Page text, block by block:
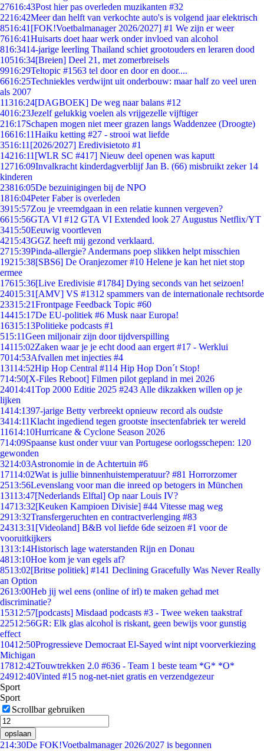
27616:43Post hier pas overleden muzikanten #32
2216:42Meer dan helft van verkochte auto's is volgend jaar elektrisch
8516:41 [FOK!Voetbalmanager 2026/2027] #1 We zijn er weer
7616:41Huisarts doet haar werk onder invloed van alcohol
816:3414-jarige leerling Thailand schiet grootouders en leraren dood
10516:34[Breien] Deel 21, met zomerbreisels
9916:29Teltopic #1563 tel door en door en door....
6616:25Techniekles verdwijnt uit onderbouw: maar half zo veel uren
als 2007
11316:24[DAGBOEK] De weg naar balans #12
4016:23Jezelf gelukkig voelen als vrijgezelle vijftiger
216:17Schapen mogen niet meer grazen langs Waddenzee (Droogte)
16616:11Haiku ketting #27 - strooi wat liefde
3516:11 [2026/2027] Eredivisietoto #1
14216:11 [WLR SC #417] Nieuw deel openen was kaputt
12716:09Invalkracht kinderdagverblijf Jan B. (66) misbruikt zeker 14
kinderen
23816:05De bezuinigingen bij de NPO
1816:04Peter Faber is overleden
3915:57Zou je vreemdgaan in een relatie kunnen vergeven?
6615:56GTA VI #12 GTA VI Extended look 27 Augustus Netflix/YT
3415:50Eeuwig voortleven
4215:43GGZ heeft mij gezond verklaard.
2715:39Pinda-allergie? Andermans poep slikken helpt misschien
19215:38[SBS6] De Oranjezomer #10 Helene je kan het niet stop
ermee
17615:36[Live Eredivisie #1784] Dying seconds van het seizoen!
24015:31 [AMV] VS #1312 spammers van de internationale rechtsorde
23315:21Frontpage Feedback Topic #60
14415:17De EU-politiek #6 Musk naar Europa!
16315:13Politieke podcasts #1
515:11Geen miljonair zijn door tijdverspilling
14115:02Zaken waar je je echt dood aan ergert #17 - Werklui
7014:53Afvallen met injecties #4
13114:52Hip Hop Central #114 Hip Hop Don´t Stop!
714:50[X-Files Reboot] Filmen pilot gepland in mei 2026
24014:41Top 2000 Editie 2025 #243 Alle dikzakken willen op je
lijken
1414:1397-jarige Betty verbreekt opnieuw record als oudste
3414:11Klacht ingediend tegen grootste insectenfabriek ter wereld
11614:10Hurricane & Cyclone Season 2026
714:09Spaanse kust onder vuur van Portugese oorlogsschepen: 120
gewonden
3214:03Astronomie in de Achtertuin #6
17114:02Wat is jullie binnenhuistemperatuur? #81 Horrorzomer
2513:56Levenslang voor man die inreed op betogers in München
13113:47[Nederlands Elftal] Op naar Louis IV?
14713:32[Keuken Kampioen Divisie] #44 Vitesse mag weg
2913:32Transfergeruchten en contractverlenging #83
24313:31 [Videoland] B&B vol liefde 6de seizoen #1 voor de
vooruitkijkers
1313:14Historisch lage waterstanden Rijn en Donau
4813:10Hoe kom je van egels af?
8513:02[Britse politiek] #141 Declining Gracefully Was Never Really
an Option
2613:00Heb jij wel eens (online of irl) te maken gehad met
discriminatie?
15312:57[podcasts] Misdaad podcasts #3 - Twee weken taakstraf
22512:56GR: Elk glas alcohol is riskant, geen bewijs voor gunstig
effect
10412:50Progressieve Democraat El-Sayed wint nipt voorverkiezing
Michigan
17812:42Touwtrekken 2.0 #636 - Team 1 beste team *G* *O*
24912:40Vinted #15 nog-net-niet gratis en verzendgezeur
Sport
Sport
Scrollbar gebruiken
opslaan
214:30De FOK!Voetbalmanager 2026/2027 is begonnen